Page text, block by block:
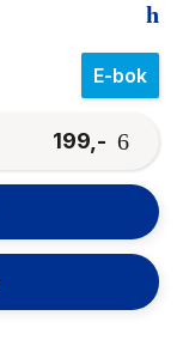
E-bok
199,-